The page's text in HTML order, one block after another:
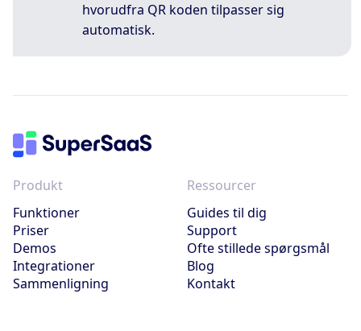
hvorudfra QR koden tilpasser sig
automatisk.
Produkt
Funktioner
Priser
Demos
Integrationer
Sammenligning
Ressourcer
Guides til dig
Support
Ofte stillede spørgsmål
Blog
Kontakt